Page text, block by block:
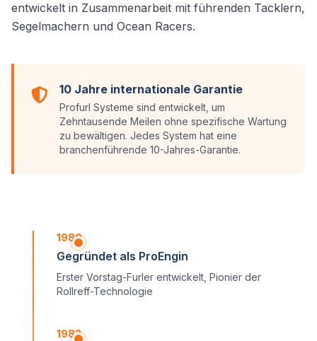
entwickelt in Zusammenarbeit mit führenden Tacklern,
Segelmachern und Ocean Racers.
10 Jahre internationale Garantie
Profurl Systeme sind entwickelt, um
Zehntausende Meilen ohne spezifische Wartung
zu bewältigen. Jedes System hat eine
branchenführende 10-Jahres-Garantie.
1980
Gegründet als ProEngin
Erster Vorstag-Furler entwickelt, Pionier der
Rollreff-Technologie
1982